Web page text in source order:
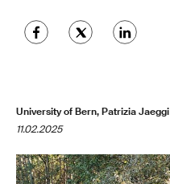
University of Bern, Patrizia Jaeggi
11.02.2025